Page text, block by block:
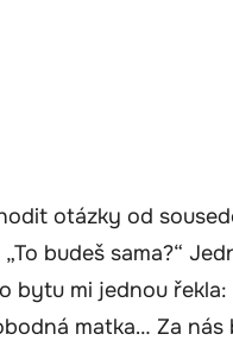
otázky od
budeš sama?“
bytu mi jednou řekla:
matka… Za nás